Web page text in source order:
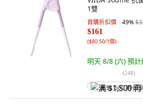
1雙
首購折扣價 49%
$161
($80.50/1個)
明天 8/8 (六) 預計
(248)
满 $1,500 再省